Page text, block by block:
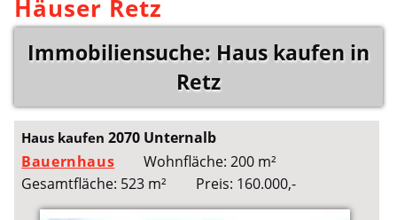
Häuser Retz
Immobiliensuche: Haus kaufen in
Retz
Haus kaufen2070 Unternalb
Bauernhaus
Wohnfläche: 200 m²
Gesamtfläche: 523 m²
Preis: 160.000,-